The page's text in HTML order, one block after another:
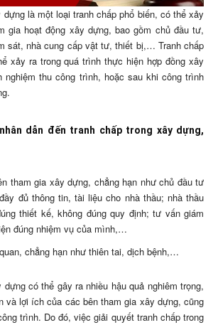
dựng là một loại tranh chấp phổ biến, có thể xảy
gia hoạt động xây dựng, bao gồm chủ đầu tư,
sát, nhà cung cấp vật tư, thiết bị,… Tranh chấp
xảy ra trong quá trình thực hiện hợp đồng xây
nghiệm thu công trình, hoặc sau khi công trình
dẫn đến tranh chấp trong xây dựng,
tham gia xây dựng, chẳng hạn như chủ đầu tư
đủ thông tin, tài liệu cho nhà thầu; nhà thầu
thiết kế, không đúng quy định; tư vấn giám
đúng nhiệm vụ của mình,…
chẳng hạn như thiên tai, dịch bệnh,…
dựng có thể gây ra nhiều hậu quả nghiêm trọng,
và lợi ích của các bên tham gia xây dựng, cũng
trình. Do đó, việc giải quyết tranh chấp trong